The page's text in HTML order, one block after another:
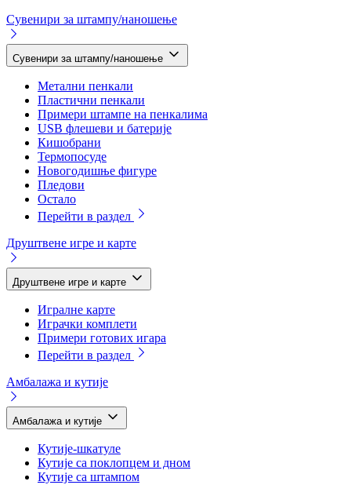
Сувенири за штампу/наношење
Сувенири за штампу/наношење
Метални пенкали
Пластични пенкали
Примери штампе на пенкалима
USB флешеви и батерије
Кишобрани
Термопосуде
Новогодишње фигуре
Пледови
Остало
Перейти в раздел
Друштвене игре и карте
Друштвене игре и карте
Игралне карте
Играчки комплети
Примери готових игара
Перейти в раздел
Амбалажа и кутије
Амбалажа и кутије
Кутије-шкатуле
Кутије са поклопцем и дном
Кутије са штампом